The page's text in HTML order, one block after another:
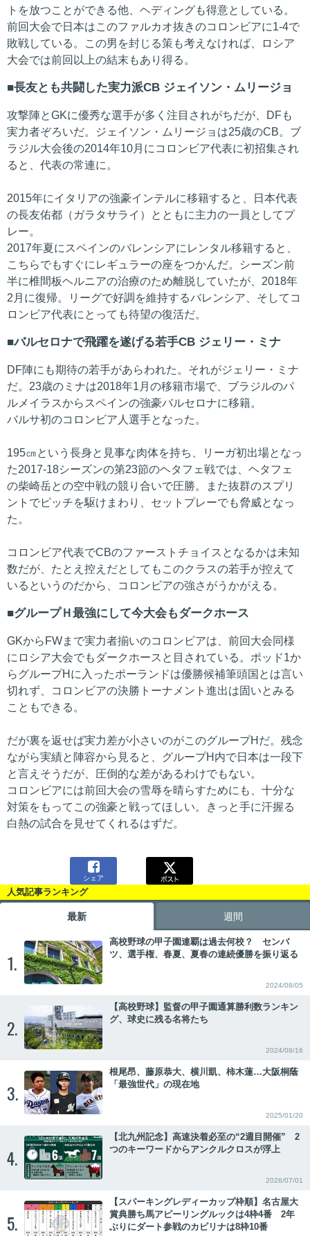
トを放つことができる他、ヘディングも得意としている。
前回大会で日本はこのファルカオ抜きのコロンビアに1-4で
敗戦している。この男を封じる策も考えなければ、ロシア
大会では前回以上の結末もあり得る。
長友とも共闘した実力派CB ジェイソン・ムリージョ
攻撃陣とGKに優秀な選手が多く注目されがちだが、DFも
実力者ぞろいだ。ジェイソン・ムリージョは25歳のCB。ブ
ラジル大会後の2014年10月にコロンビア代表に初招集され
ると、代表の常連に。
2015年にイタリアの強豪インテルに移籍すると、日本代表
の長友佑都（ガラタサライ）とともに主力の一員としてプ
レー。
2017年夏にスペインのバレンシアにレンタル移籍すると、
こちらでもすぐにレギュラーの座をつかんだ。シーズン前
半に椎間板ヘルニアの治療のため離脱していたが、2018年
2月に復帰。リーグで好調を維持するバレンシア、そしてコ
ロンビア代表にとっても待望の復活だ。
バルセロナで飛躍を遂げる若手CB ジェリー・ミナ
DF陣にも期待の若手があらわれた。それがジェリー・ミナ
だ。23歳のミナは2018年1月の移籍市場で、ブラジルのパ
ルメイラスからスペインの強豪バルセロナに移籍。
バルサ初のコロンビア人選手となった。
195㎝という長身と見事な肉体を持ち、リーガ初出場となっ
た2017-18シーズンの第23節のヘタフェ戦では、ヘタフェ
の柴崎岳との空中戦の競り合いで圧勝。また抜群のスプリ
ントでピッチを駆けまわり、セットプレーでも脅威となっ
た。
コロンビア代表でCBのファーストチョイスとなるかは未知
数だが、たとえ控えだとしてもこのクラスの若手が控えて
いるというのだから、コロンビアの強さがうかがえる。
グループＨ最強にして今大会もダークホース
GKからFWまで実力者揃いのコロンビアは、前回大会同様
にロシア大会でもダークホースと目されている。ポッド1か
らグループHに入ったポーランドは優勝候補筆頭国とは言い
切れず、コロンビアの決勝トーナメント進出は固いとみる
こともできる。
だが裏を返せば実力差が小さいのがこのグループHだ。残念
ながら実績と陣容から見ると、グループH内で日本は一段下
と言えそうだが、圧倒的な差があるわけでもない。
コロンビアには前回大会の雪辱を晴らすためにも、十分な
対策をもってこの強豪と戦ってほしい。きっと手に汗握る
白熱の試合を見せてくれるはずだ。

シェア
人気記事ランキング
最新 週間
1.
高校野球の甲子園連覇は過去何校？ センバ
ツ、選手権、春夏、夏春の連続優勝を振り返る
2024/08/05
2.
【高校野球】監督の甲子園通算勝利数ランキン
グ、球史に残る名将たち
2024/08/16
3.
根尾昂、藤原恭大、横川凱、柿木蓮…大阪桐蔭
「最強世代」の現在地
2025/01/20
4.
【北九州記念】高速決着必至の“2週目開催” 2
つのキーワードからアンクルクロスが浮上
2026/07/01
5.
【スパーキングレディーカップ枠順】名古屋大
賞典勝ち馬アピーリングルックは4枠4番 2年
ぶりにダート参戦のカピリナは8枠10番